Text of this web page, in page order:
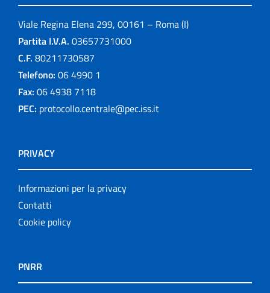
Viale Regina Elena 299, 00161 – Roma (I)
Partita I.V.A. 03657731000
C.F. 80211730587
Telefono: 06 4990 1
Fax: 06 4938 7118
PEC: protocollo.centrale@pec.iss.it
PRIVACY
Informazioni per la privacy
Contatti
Cookie policy
PNRR